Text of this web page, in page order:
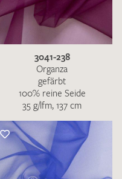
3041-238
Organza
gefärbt
100% reine Seide
35 g/lfm, 137 cm